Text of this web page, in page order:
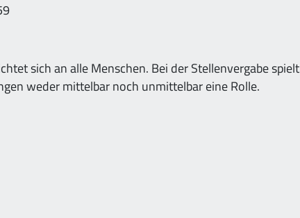
sich an alle Menschen. Bei der Stellenvergabe
weder mittelbar noch unmittelbar eine Rolle.